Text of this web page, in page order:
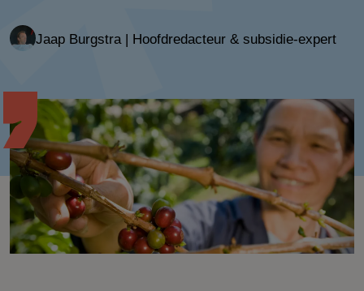
Jaap Burgstra | Hoofdredacteur & subsidie-expert